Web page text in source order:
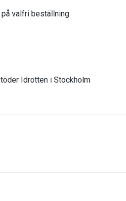
på valfri beställning
Idrotten i Stockholm